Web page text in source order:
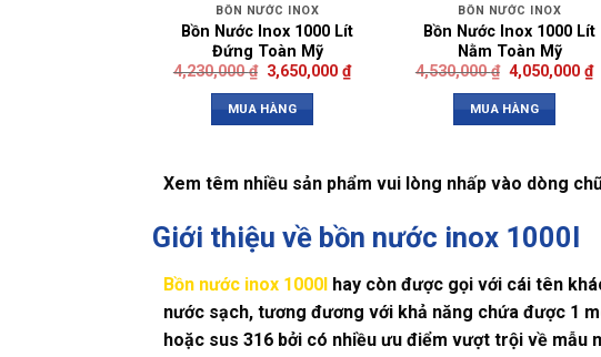
BỒN NƯỚC INOX
Bồn Nước Inox 1000 Lít
Đứng Toàn Mỹ
4,230,000₫ 3,650,000₫
MUA HÀNG
BỒN NƯỚC INOX
Bồn Nước Inox 1000 Lít
Nằm Toàn Mỹ
4,530,000₫ 4,050,000₫
MUA HÀNG
Xem têm nhiều sản phẩm vui lòng nhấp vào dòng
Giới thiệu về bồn nước inox 1000l
Bồn nước inox 1000l hay còn được gọi với cái tên
nước sạch, tương đương với khả năng chứa được 1
hoặc sus 316 bởi có nhiều ưu điểm vượt trội về mẫu